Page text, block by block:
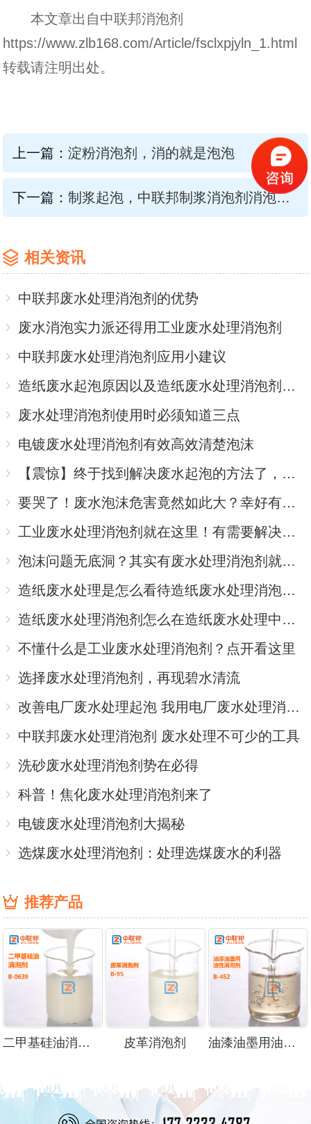
本文章出自中联邦消泡剂
https://www.zlb168.com/Article/fsclxpjyln_1.html
转载请注明出处。
上一篇： 淀粉消泡剂，消的就是泡泡
下一篇： 制浆起泡，中联邦制浆消泡剂消泡实录
相关资讯
中联邦废水处理消泡剂的优势
废水消泡实力派还得用工业废水处理消泡剂
中联邦废水处理消泡剂应用小建议
造纸废水起泡原因以及造纸废水处理消泡剂解决方案
废水处理消泡剂使用时必须知道三点
电镀废水处理消泡剂有效高效清楚泡沫
【震惊】终于找到解决废水起泡的方法了，添加废水处理消泡剂就可以了！
要哭了！废水泡沫危害竟然如此大？幸好有工业废水处理消泡剂
工业废水处理消泡剂就在这里！有需要解决工业废水处理的气泡还不赶紧过来？
泡沫问题无底洞？其实有废水处理消泡剂就够了
造纸废水处理是怎么看待造纸废水处理消泡剂的，你知道吗？
造纸废水处理消泡剂怎么在造纸废水处理中消泡
不懂什么是工业废水处理消泡剂？点开看这里
选择废水处理消泡剂，再现碧水清流
改善电厂废水处理起泡 我用电厂废水处理消泡剂
中联邦废水处理消泡剂 废水处理不可少的工具
洗砂废水处理消泡剂势在必得
科普！焦化废水处理消泡剂来了
电镀废水处理消泡剂大揭秘
选煤废水处理消泡剂：处理选煤废水的利器
推荐产品
二甲基硅油消泡剂 皮革消泡剂 油漆油墨用油性消泡剂